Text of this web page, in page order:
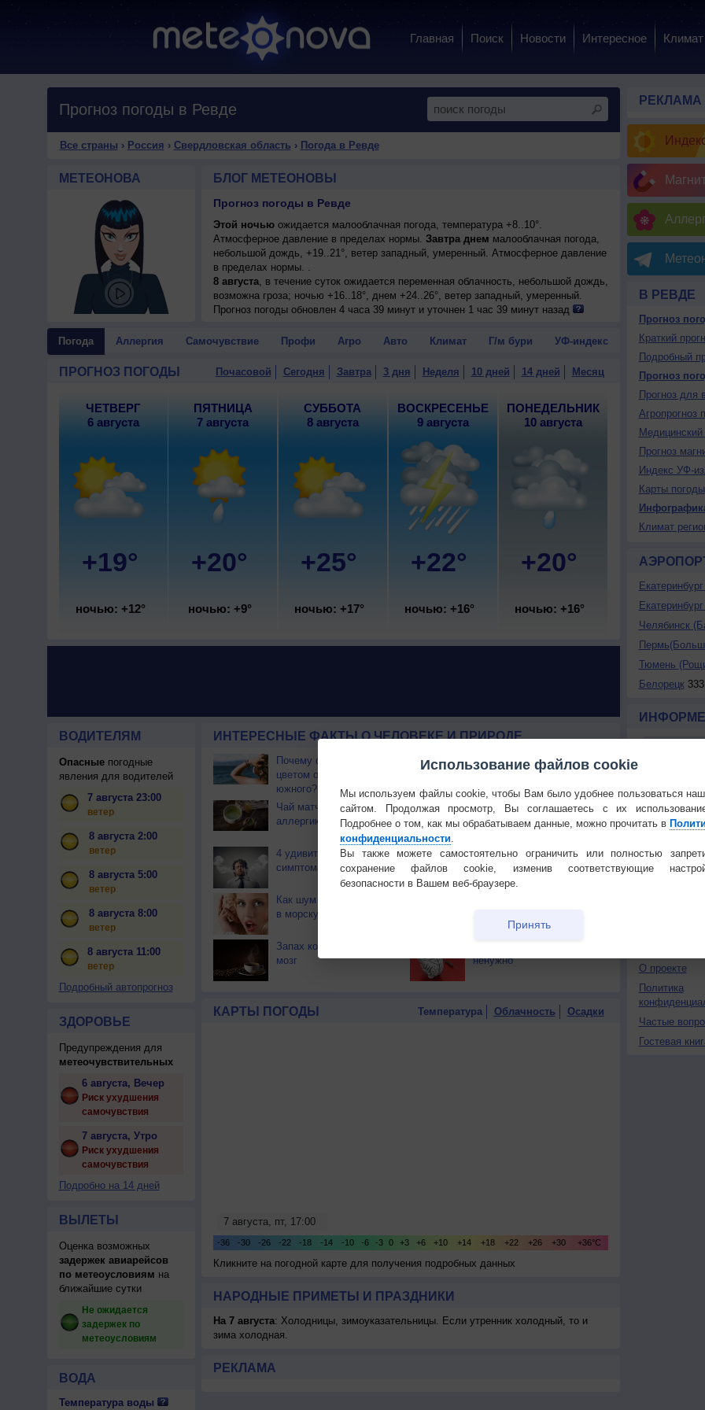
Главная Поиск Новости Интересное Климат
Прогноз погоды в Ревде
Все страны › Россия › Свердловская область › Погода в Ревде
МЕТЕОНОВА БЛОГ МЕТЕОНОВЫ
Прогноз погоды в Ревде
Этой ночьюожидается малооблачная погода, температура +8..10°.
Атмосферное давление в пределах нормы. Завтра днем малооблачная погода,
небольшой дождь, +19..21°, ветер западный, умеренный. Атмосферное давление
в пределах нормы. .
8 августа, в течение суток ожидается переменная облачность, небольшой дождь,
возможна гроза; ночью +16..18°, днем +24..26°, ветер западный, умеренный.
9 августа, в течение суток ожидается переменная облачность, сильный дождь,
10 августа
, ожидается переменная облачность, небольшой дождь; ночью
Прогноз погоды обновлен 4 часа 39 минут и уточнен 1 час 39 минут назад
Погода Аллергия Самочувствие Профи Агро Авто Климат Г/м бури УФ-индекс
ПРОГНОЗ ПОГОДЫ Почасовой Сегодня Завтра 3 дня Неделя 10 дней 14 дней Месяц
ЧЕТВЕРГ
6 августа
+19°
ночью: +12°
ПЯТНИЦА
7 августа
+20°
ночью: +9°
СУББОТА
8 августа
+25°
ночью: +17°
ВОСКРЕСЕНЬЕ
9 августа
+22°
ночью: +16°
ПОНЕДЕЛЬНИК
10 августа
+20°
ночью: +16°
ВОДИТЕЛЯМ
Опасныепогодные
явления для водителей
7 августа 23:00
ветер
8 августа 2:00
ветер
8 августа 5:00
ветер
8 августа 8:00
ветер
8 августа 11:00
ветер
Подробный автопрогноз
ЗДОРОВЬЕ
Предупреждения для
метеочувствительных
6 августа, Вечер
Риск ухудшения
самочувствия
7 августа, Утро
Риск ухудшения
самочувствия
Подробно на 14 дней
ВЫЛЕТЫ
Оценка возможных
задержек авиарейсов
по метеоусловиям на
ближайшие сутки
Не ожидается
задержек по
метеоусловиям
ВОДА
Температура воды
ИНТЕРЕСНЫЕ ФАКТЫ О ЧЕЛОВЕКЕ И ПРИРОДЕ
Почему северный загар
цветом отличается от
южного?
Букет сирени вреден для
Чай матча может помочь
аллергикам
Много ли соли мы
употребляем?
4 удивительных
симптома стресса
Почему астрономическая
весна наступает позже
календарной?
Как шум прибоя попадает
в морскую раковину?
Запах кофе стимулирует
мозг
ненужно
КАРТЫ ПОГОДЫ Температура Облачность Осадки
Кликните на погодной карте для получения подробных данных
НАРОДНЫЕ ПРИМЕТЫ И ПРАЗДНИКИ
На 7 августа: Холодницы, зимоуказательницы. Если утренник холодный, то и
зима холодная.
РЕКЛАМА
РЕКЛАМА
В РЕВДЕ
Прогноз
Краткий
Подробный
Прогноз
Прогноз для
Агропрогноз
Медицинский
Прогноз
Индекс УФ-
Карты погоды
Климат
Челябинск
Тюмень
Белорецк333
Сделать
Добавить в
Экпорт
О проекте
Политика
Частые
Гостевая
Использование файлов cookie
Мы используем файлы cookie, чтобы Вам было удобнее пользоваться
сайтом. Продолжая просмотр, Вы соглашаетесь с их
Подробнее о том, как мы обрабатываем данные, можно прочитать в
конфиденциальности
Вы также можете самостоятельно ограничить или полностью
сохранение файлов cookie, изменив соответствующие
безопасности в Вашем веб-браузере.
Принять